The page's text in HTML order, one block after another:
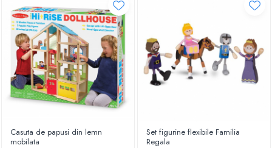
Casuta de papusi din lemn
mobilata
Set figurine flexibile Familia
Regala